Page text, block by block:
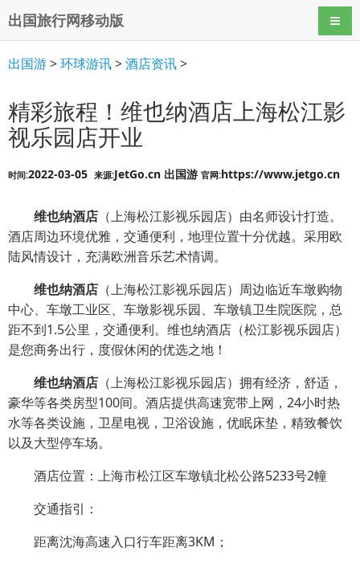
出国旅行网移动版 导航
出国游>环球游讯>酒店资讯>
精彩旅程！维也纳酒店上海松江影
视乐园店开业
时间:2022-03-05 来源:JetGo.cn 出国游 官网:https://www.jetgo.cn
维也纳酒店 （上海松江影视乐园店）由名师设计打造。
酒店周边环境优雅，交通便利，地理位置十分优越。采用欧
陆风情设计，充满欧洲音乐艺术情调。
维也纳酒店 （上海松江影视乐园店）周边临近车墩购物
中心、车墩工业区、车墩影视乐园、车墩镇卫生院医院，总
距不到1.5公里，交通便利。维也纳酒店（松江影视乐园店）
是您商务出行，度假休闲的优选之地！
维也纳酒店 （上海松江影视乐园店）拥有经济，舒适，
豪华等各类房型100间。酒店提供高速宽带上网，24小时热
水等各类设施，卫星电视，卫浴设施，优眠床垫，精致餐饮
以及大型停车场。
酒店位置：上海市松江区车墩镇北松公路5233号2幢
交通指引：
距离沈海高速入口行车距离3KM；